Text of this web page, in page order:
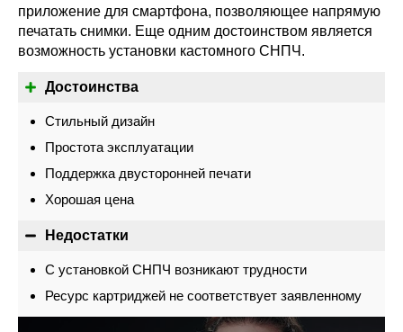
приложение для смартфона, позволяющее напрямую
печатать снимки. Еще одним достоинством является
возможность установки кастомного СНПЧ.
Достоинства
Стильный дизайн
Простота эксплуатации
Поддержка двусторонней печати
Хорошая цена
Недостатки
С установкой СНПЧ возникают трудности
Ресурс картриджей не соответствует заявленному